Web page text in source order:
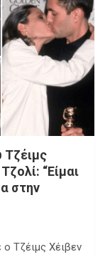
Τζέιμς
“Είμαι
στην
Τζέιμς Χέιβεν